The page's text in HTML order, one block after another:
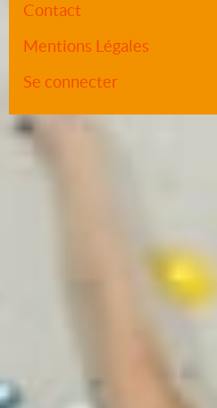
Contact
Mentions Légales
Se connecter